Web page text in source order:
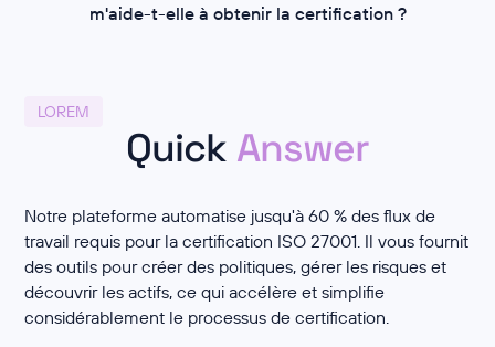
m'aide-t-elle à obtenir la certification ?
LOREM
Quick Answer
Notre plateforme automatise jusqu'à 60 % des flux de
travail requis pour la certification ISO 27001. Il vous fournit
des outils pour créer des politiques, gérer les risques et
découvrir les actifs, ce qui accélère et simplifie
considérablement le processus de certification.